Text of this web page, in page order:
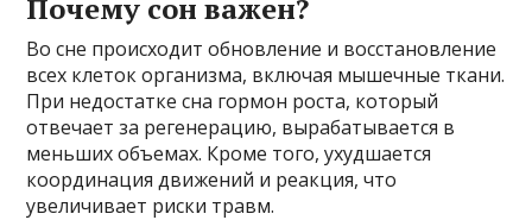
Почему сон важен?
Во сне происходит обновление и восстановление
всех клеток организма, включая мышечные ткани.
При недостатке сна гормон роста, который
отвечает за регенерацию, вырабатывается в
меньших объемах. Кроме того, ухудшается
координация движений и реакция, что
увеличивает риски травм.